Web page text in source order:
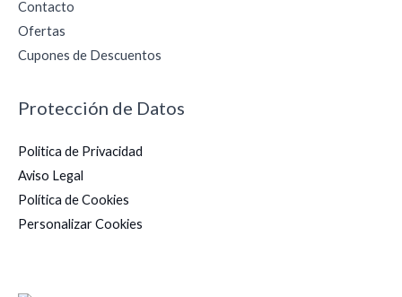
Contacto
Ofertas
Cupones de Descuentos
Protección de Datos
Politica de Privacidad
Aviso Legal
Política de Cookies
Personalizar Cookies